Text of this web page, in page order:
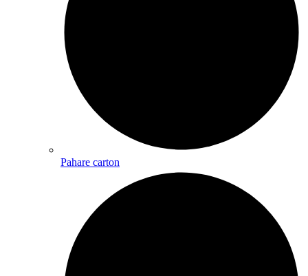
Pahare carton